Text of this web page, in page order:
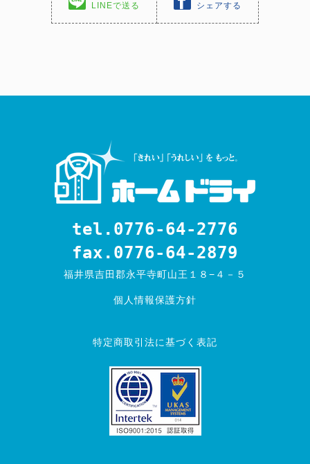
LINEで送る シェアする
tel.0776-64-2776
fax.0776-64-2879
福井県吉田郡永平寺町山王１８−４－５
個人情報保護方針
特定商取引法に基づく表記